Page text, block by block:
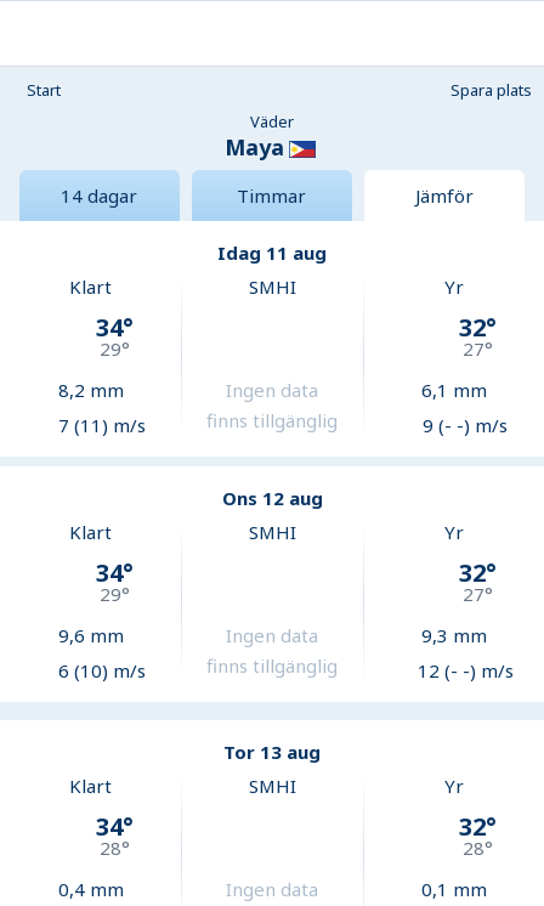
Start
Spara plats
Väder
Maya
14 dagar Timmar Jämför
Idag 11 aug
Klart
34°
29°
8,2 mm
7 (11) m/s
SMHI
Ingen data
finns tillgänglig
Yr
32°
27°
6,1 mm
9 (- -) m/s
Ons 12 aug
Klart
34°
29°
9,6 mm
6 (10) m/s
SMHI
Ingen data
finns tillgänglig
Yr
32°
27°
9,3 mm
12 (- -) m/s
Tor 13 aug
Klart
34°
28°
0,4mm
SMHI
Ingen data
Yr
32°
28°
0,1 mm